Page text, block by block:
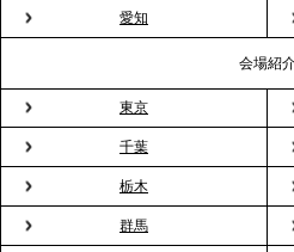
粉レス」な室内花見。福利厚
る、快適で新しいお花見体験
2026.3.5
プレスリリースのご案内｜「
用が前年比4倍に急増。オフ
愛知
会場紹
東京
千葉
栃木
群馬